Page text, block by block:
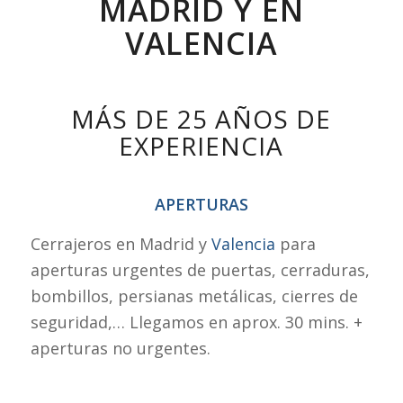
MADRID Y EN
VALENCIA
MÁS DE 25 AÑOS DE
EXPERIENCIA
APERTURAS
Cerrajeros en Madrid y Valencia para
aperturas urgentes de puertas, cerraduras,
bombillos, persianas metálicas, cierres de
seguridad,… Llegamos en aprox. 30 mins. +
aperturas no urgentes.